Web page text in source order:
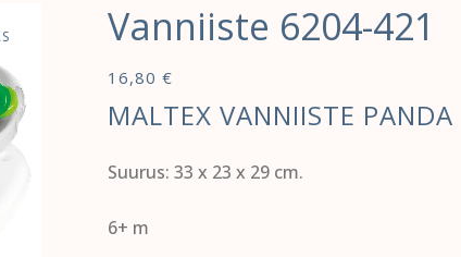
Vanniiste 6204-421
16,80 €
MALTEX VANNIISTE PANDA
Suurus: 33 х 23 х 29 cm.
6+ m